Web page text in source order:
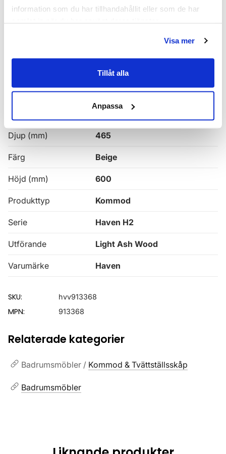
information som du har tillhandahållit eller som de har
Visa mer
Tillåt alla
Anpassa
Haven H2 Serie
Egenskaper
Djup (mm) 465
Färg Beige
Höjd (mm) 600
Produkttyp Kommod
Serie Haven H2
Utförande Light Ash Wood
Varumärke Haven
SKU: hvv913368
MPN: 913368
Relaterade kategorier
Badrumsmöbler / Kommod & Tvättställsskåp
Badrumsmöbler